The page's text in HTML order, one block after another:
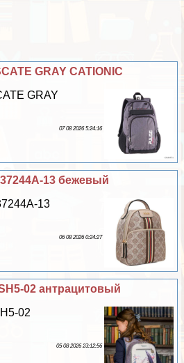
GRAY CATIONIC
GRAY
07 08 2026 5:24:16
13 бежевый
13
06 08 2026 0:24:27
02 антрацитовый
02
05 08 2026 23:12:56